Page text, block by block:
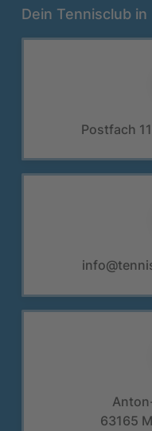
Dein Tennisclub
Postfach
63165